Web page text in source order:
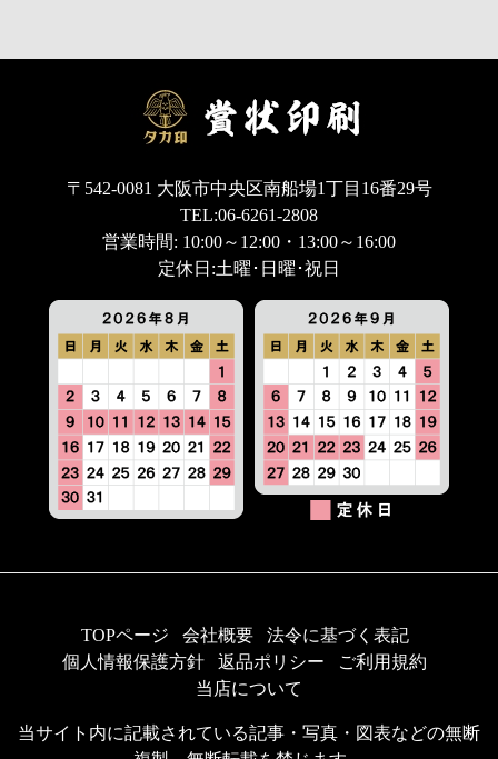
〒542-0081 大阪市中央区南船場1丁目16番29号
TEL:06-6261-2808
営業時間: 10:00～12:00・13:00～16:00
定休日:土曜･日曜･祝日
TOPページ 会社概要
法令に基づく表記
個人情報保護方針
返品ポリシー
ご利用規約
当店について
当サイト内に記載されている記事・写真・図表などの無断